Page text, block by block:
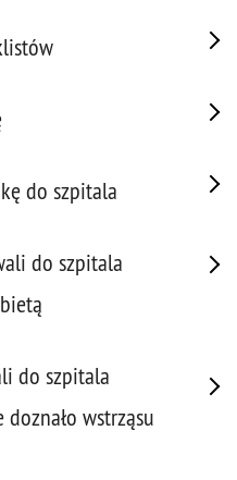
do szpitala
do szpitala
do szpitala
wstrząsu